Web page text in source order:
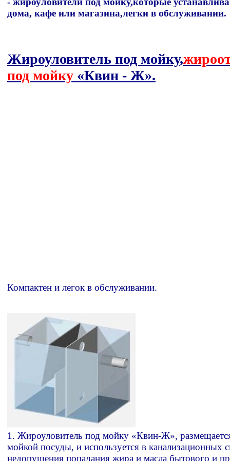
дома, кафе или магазина,легки в обслуживании.
Жироуловитель под мойку,
под мойку «Квин - Ж».
Компактен и легок в обслуживании.
1. Жироуловитель под мойку «Квин-Ж»,
мойкой посуды, и используется в канализационных
недопущения попадания жира и масла бытового и